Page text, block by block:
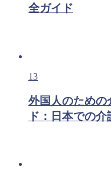
全ガイド
13
外国人のための
ド：日本での